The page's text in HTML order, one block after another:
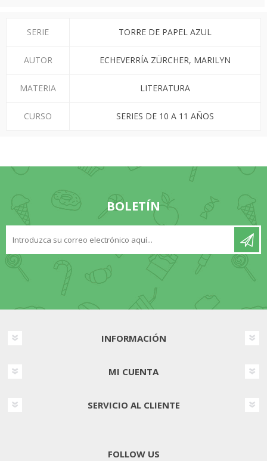
SERIE TORRE DE PAPEL AZUL
AUTOR ECHEVERRÍA ZÜRCHER, MARILYN
MATERIA LITERATURA
CURSO SERIES DE 10 A 11 AÑOS
BOLETÍN
INFORMACIÓN
MI CUENTA
SERVICIO AL CLIENTE
FOLLOW US